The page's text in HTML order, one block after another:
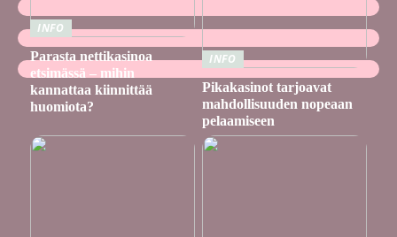
INFO
Parasta nettikasinoa
etsimässä – mihin
kannattaa kiinnittää
huomiota?
INFO
Pikakasinot tarjoavat
mahdollisuuden nopeaan
pelaamiseen